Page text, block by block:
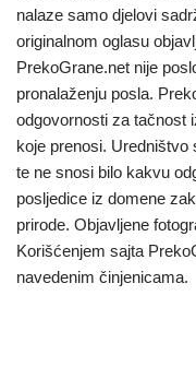
nalaze samo djelovi
originalnom oglasu
PrekoGrane.net nije
pronalaženju posla.
odgovornosti za tačnost
koje prenosi. Uredništvo
te ne snosi bilo kakvu
posljedice iz domene
prirode. Objavljene
Korišćenjem sajta
navedenim činjenicama.